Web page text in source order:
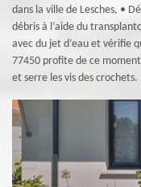
dans la ville de Lesches, •
débris à l’aide du
avec du jet d’eau et vérifie
77450 profite de ce
et serre les vis des crochets.